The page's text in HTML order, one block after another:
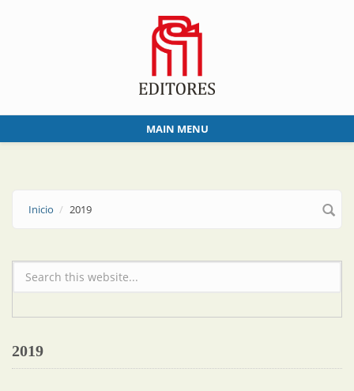
MAIN MENU
Inicio 2019
Formulario de búsqueda
2019